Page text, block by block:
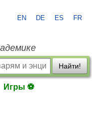
EN DE ES FR
Найти!
Игры ⚽